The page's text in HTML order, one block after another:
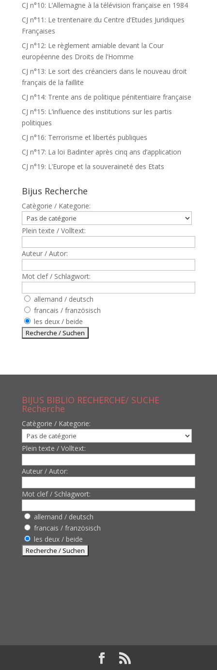
CJ n°10: L’Allemagne à la télévision française en 1984
CJ n°11: Le trentenaire du Centre d’Etudes Juridiques
Françaises
CJ n°12: Le règlement amiable devant la Cour
européenne des Droits de l’Homme
CJ n°13: Le sort des créanciers dans le nouveau droit
français de la faillite
CJ n°14: Trente ans de politique pénitentiaire française
CJ n°15: L’influence des institutions sur les partis
politiques
CJ n°16: Terrorisme et libertés publiques
CJ n°17: La loi Badinter après cinq ans d’application
CJ n°19: L’Europe et la souveraineté des Etats
Bijus Recherche
Catègorie / Kategorie:
Plein texte / Volltext:
Auteur / Autor:
Mot clef / Schlagwort:
allemand / deutsch
francais / französisch
les deux / beide
BIJUS BIBLIO RECHERCHE/ SUCHE
Recherche
Catègorie / Kategorie:
Plein texte / Volltext:
Auteur / Autor:
Mot clef / Schlagwort:
allemand / deutsch
francais / französisch
les deux / beide